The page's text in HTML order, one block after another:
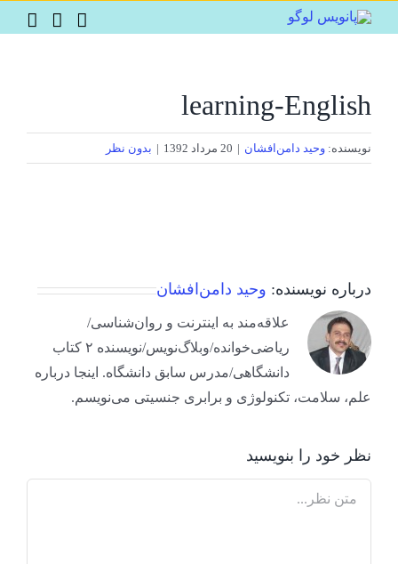
to
learning-English
نویسنده: وحید دامن‌افشان | 20 مرداد 1392 | بدون نظر
درباره نویسنده: وحید دامن‌افشان
علاقه‌مند به اینترنت و روان‌شناسی/
ریاضی‌خوانده/وبلاگ‌نویس/نویسنده ۲ کتاب
دانشگاهی/مدرس سابق دانشگاه. اینجا درباره
علم، سلامت، تکنولوژی و برابری جنسیتی می‌نویسم.
نظر خود را بنویسید
Comment